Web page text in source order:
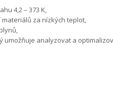
4,2 – 373 K,
za nízkých teplot,
umožňuje analyzovat a